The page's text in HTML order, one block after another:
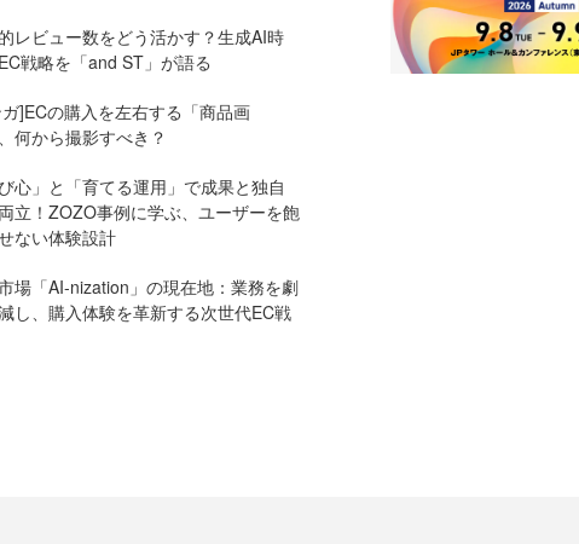
レビュー数をどう活かす？生成AI時
戦略を「and ST」が語る
]ECの購入を左右する「商品画
何から撮影すべき？
び心」と「育てる運用」で成果と独自
立！ZOZO事例に学ぶ、ユーザーを飽
ない体験設計
場「AI-nization」の現在地：業務を劇
し、購入体験を革新する次世代EC戦